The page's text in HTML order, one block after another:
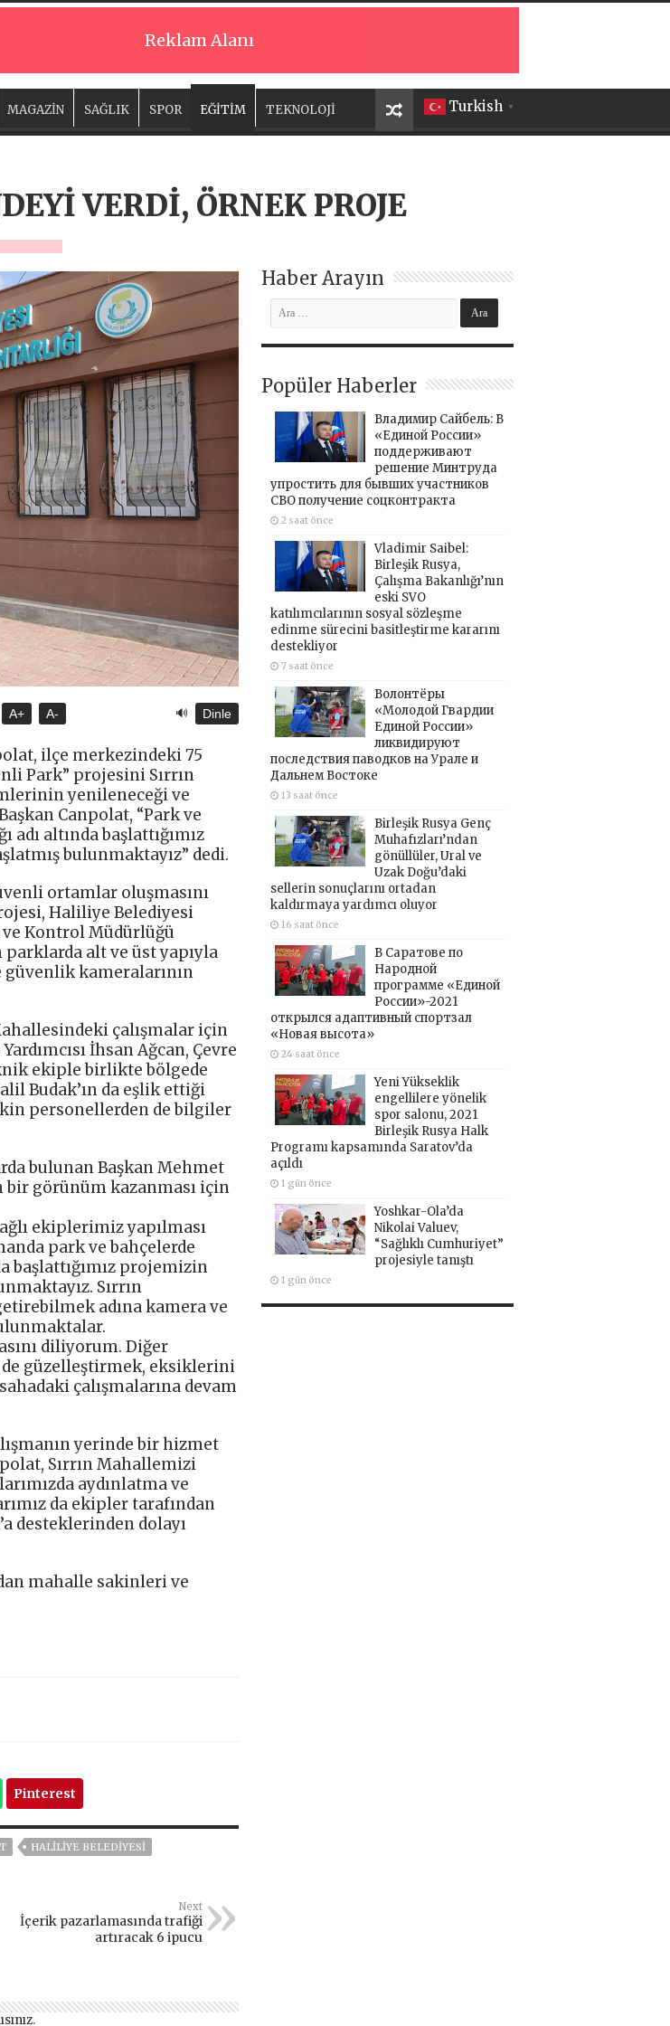
Reklam Alanı
Turkish ▼
MAGAZİN SAĞLIK SPOR EĞİTİM TEKNOLOJİ
VERDİ, ÖRNEK PROJE
A+ A- 🔊 Dinle
ilçe merkezindeki 75
Park” projesini Sırrın
yenileneceği ve
Canpolat, “Park ve
altında başlattığımız
bulunmaktayız” dedi.
ortamlar oluşmasını
Haliliye Belediyesi
ve Kontrol Müdürlüğü
parklarda alt ve üst yapıyla
kameralarının
çalışmalar için
İhsan Ağcan, Çevre
ekiple birlikte bölgede
Budak’ın da eşlik ettiği
personellerden de bilgiler
bulunan Başkan Mehmet
bir görünüm kazanması için
ekiplerimiz yapılması
park ve bahçelerde
başlattığımız projemizin
Sırrın
adına kamera ve
diliyorum. Diğer
güzelleştirmek, eksiklerini
çalışmalarına devam
yerinde bir hizmet
Sırrın Mahallemizi
aydınlatma ve
da ekipler tarafından
desteklerinden dolayı
mahalle sakinleri ve
Pinterest
HALİLİYE BELEDİYESİ
Next
İçerik pazarlamasında trafiği
artıracak 6 ipucu
.
Haber Arayın
Popüler Haberler
Владимир Сайбель: В
«Единой России»
поддерживают
решение Минтруда
упростить для бывших участников
СВО получение соцконтракта
2 saat önce
Vladimir Saibel:
Birleşik Rusya,
Çalışma Bakanlığı’nın
eski SVO
katılımcılarının sosyal sözleşme
edinme sürecini basitleştirme kararını
destekliyor
7 saat önce
Волонтёры
«Молодой Гвардии
Единой России»
ликвидируют
последствия паводков на Урале и
Дальнем Востоке
13 saat önce
Birleşik Rusya Genç
Muhafızları’ndan
gönüllüler, Ural ve
Uzak Doğu’daki
sellerin sonuçlarını ortadan
kaldırmaya yardımcı oluyor
16 saat önce
В Саратове по
Народной
программе «Единой
России»-2021
открылся адаптивный спортзал
«Новая высота»
24 saat önce
Yeni Yükseklik
engellilere yönelik
spor salonu, 2021
Birleşik Rusya Halk
Programı kapsamında Saratov’da
açıldı
1 gün önce
Yoshkar-Ola’da
Nikolai Valuev,
“Sağlıklı Cumhuriyet”
projesiyle tanıştı
1 gün önce